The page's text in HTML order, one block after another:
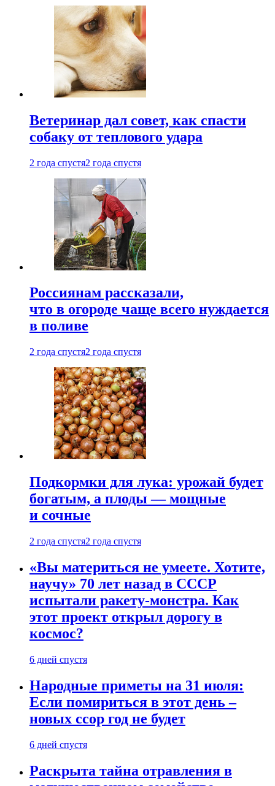
Ветеринар дал совет, как спасти
собаку от теплового удара
2 года спустя2 года спустя
Россиянам рассказали,
что в огороде чаще всего нуждается
в поливе
2 года спустя2 года спустя
Подкормки для лука: урожай будет
богатым, а плоды — мощные
и сочные
2 года спустя2 года спустя
«Вы материться не умеете. Хотите,
научу» 70 лет назад в СССР
испытали ракету-монстра. Как
этот проект открыл дорогу в
космос?
6 дней спустя
Народные приметы на 31 июля:
Если помириться в этот день –
новых ссор год не будет
6 дней спустя
Раскрыта тайна отравления в